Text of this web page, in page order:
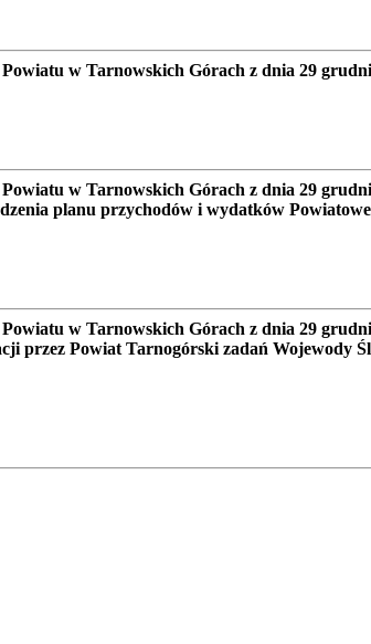
w Tarnowskich Górach z dnia 29
w Tarnowskich Górach z dnia 29
planu przychodów i wydatków
w Tarnowskich Górach z dnia 29
przez Powiat Tarnogórski zadań Wojewody